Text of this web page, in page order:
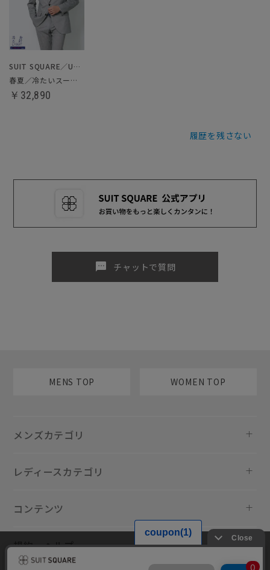
SUIT SQUARE／UNIVERSAL LANGUAGE
春夏／冷たいスーツ～Jersey～
￥32,890
履歴を残さない
sms チャットで質問
MENS TOP WOMEN TOP
メンズカテゴリ
レディースカテゴリ
コンテンツ
規約・ヘルプ
当サイトでは利用体験の向上およびコンテンツの最適な提供、トラフィ